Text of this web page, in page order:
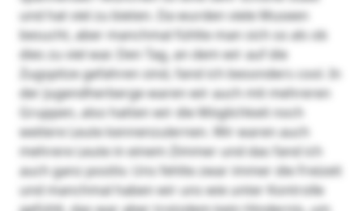
und hat viel zu bieten. Da wurden viele Museen
besucht, aber manchmal fühlte man sich so als ob
dies zu viel war. Den Tag, an dem wir auf die
Zugspitze gefahren sind, fand ich besonders cool. In
der Jugendherberge waren wir auch mit mehreren
Gruppen, also hatten wir die Möglichkeit noch
weitere Leute kennenzulernen. Wir waren auch
mehrere Leute in einem Zimmer und das fand ich
auch ganz positiv. Uns fehlte zwar immer die Freizeit
und manchmal haben wir uns wie unter Kontrolle